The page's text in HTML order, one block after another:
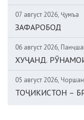
07 август 2026, Ҷумъа
ЗАФАРОБОД
06 август 2026,
ХУҶАНД.
05 август 2026,
ТОҶИКИСТОН –